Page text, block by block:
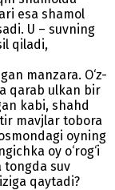
esa shamol
U – suvning
qiladi,
manzara. O‘z-
qarab ulkan bir
kabi, shahd
mavjlar tobora
oyning
oy o‘rog‘i
tongda suv
qaytadi?